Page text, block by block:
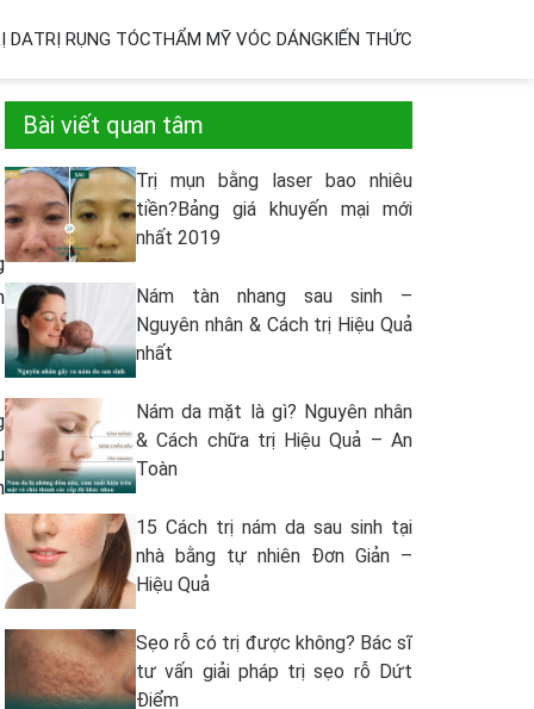
DATRỊ RỤNG TÓCTHẨM MỸ VÓC DÁNGKIẾN THỨC
Bài viết quan tâm
Trị mụn bằng laser bao nhiêu
tiền?Bảng giá khuyến mại mới
nhất 2019
Nám tàn nhang sau sinh –
Nguyên nhân & Cách trị Hiệu Quả
nhất
Nám da mặt là gì? Nguyên nhân
& Cách chữa trị Hiệu Quả – An
Toàn
15 Cách trị nám da sau sinh tại
nhà bằng tự nhiên Đơn Giản –
Hiệu Quả
Sẹo rỗ có trị được không? Bác sĩ
tư vấn giải pháp trị sẹo rỗ Dứt
Điểm